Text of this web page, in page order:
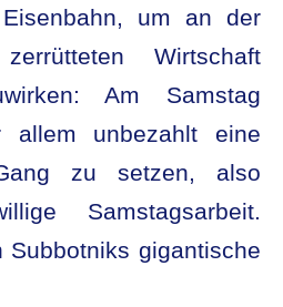
Eisenbahn, um an der
Wirtschaft
Am Samstag
allem unbezahlt eine
zu setzen, also
Samstagsarbeit.
gigantische